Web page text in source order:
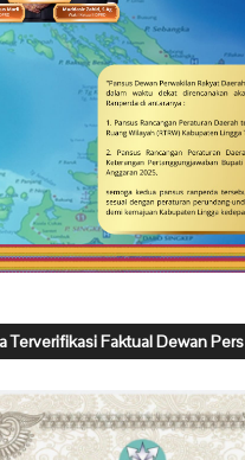
Terverifikasi Faktual Dewan Pers